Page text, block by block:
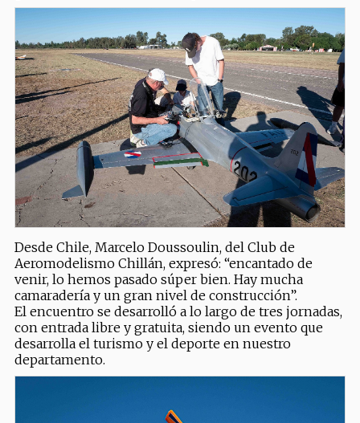
Desde Chile, Marcelo Doussoulin, del Club de
Aeromodelismo Chillán, expresó: “encantado de
venir, lo hemos pasado súper bien. Hay mucha
camaradería y un gran nivel de construcción”.
El encuentro se desarrolló a lo largo de tres jornadas,
con entrada libre y gratuita, siendo un evento que
desarrolla el turismo y el deporte en nuestro
departamento.